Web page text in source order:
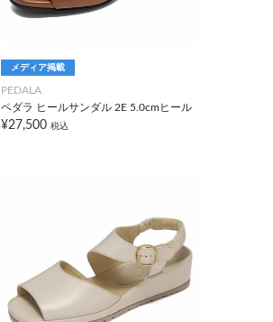
メディア掲載
PEDALA
ペダラ ヒールサンダル 2E 5.0cmヒール
¥27,500 税込